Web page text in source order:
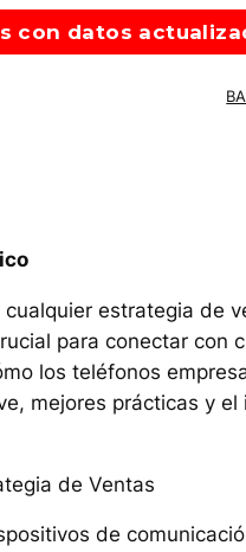
con datos
estrategia de
para conectar
los teléfonos
mejores prácticas y
de Ventas
de